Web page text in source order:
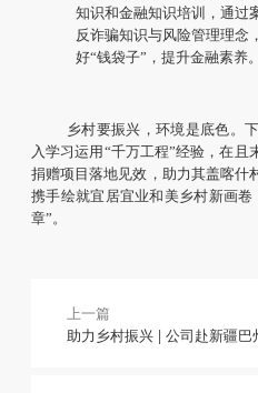
知识和金融知识培训，通过
反诈骗知识与风险管理理念
好“钱袋子”，提升金融素养。
乡村要振兴，环境是底色。
入学习运用“千万工程”经验，在
捐赠项目落地见效，助力其盖喀什
携手绘就宜居宜业和美乡村新画
章”。
上一篇
助力乡村振兴 | 公司赴新疆